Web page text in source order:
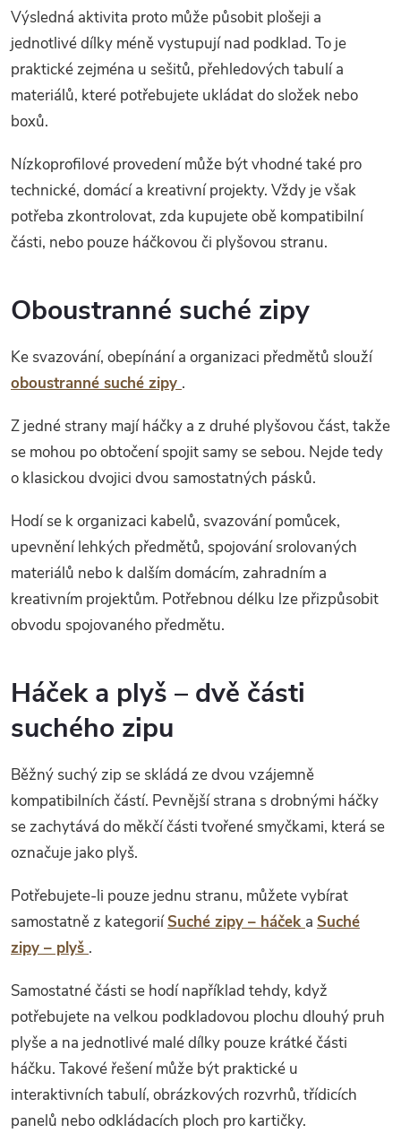
Výsledná aktivita proto může působit plošeji a
jednotlivé dílky méně vystupují nad podklad. To je
praktické zejména u sešitů, přehledových tabulí a
materiálů, které potřebujete ukládat do složek nebo
boxů.
Nízkoprofilové provedení může být vhodné také pro
technické, domácí a kreativní projekty. Vždy je však
potřeba zkontrolovat, zda kupujete obě kompatibilní
části, nebo pouze háčkovou či plyšovou stranu.
Oboustranné suché zipy
Ke svazování, obepínání a organizaci předmětů slouží
oboustranné suché zipy .
Z jedné strany mají háčky a z druhé plyšovou část, takže
se mohou po obtočení spojit samy se sebou. Nejde tedy
o klasickou dvojici dvou samostatných pásků.
Hodí se k organizaci kabelů, svazování pomůcek,
upevnění lehkých předmětů, spojování srolovaných
materiálů nebo k dalším domácím, zahradním a
kreativním projektům. Potřebnou délku lze přizpůsobit
obvodu spojovaného předmětu.
Háček a plyš – dvě části
suchého zipu
Běžný suchý zip se skládá ze dvou vzájemně
kompatibilních částí. Pevnější strana s drobnými háčky
se zachytává do měkčí části tvořené smyčkami, která se
označuje jako plyš.
Potřebujete-li pouze jednu stranu, můžete vybírat
samostatně z kategoriíSuché zipy – háček a Suché
zipy – plyš .
Samostatné části se hodí například tehdy, když
potřebujete na velkou podkladovou plochu dlouhý pruh
plyše a na jednotlivé malé dílky pouze krátké části
háčku. Takové řešení může být praktické u
interaktivních tabulí, obrázkových rozvrhů, třídicích
panelů nebo odkládacích ploch pro kartičky.